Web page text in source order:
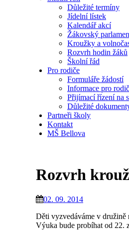
Důležité termíny
Jídelní lístek
Kalendář akcí
Žákovský
Kroužky a
Rozvrh hodin žáků
Školní řád
Pro rodiče
Formuláře žádostí
Informace pro
Přijímací řízení na
Důležité
Partneři školy
Kontakt
MŠ Bellova
Rozvrh
02. 09. 2014
Děti vyzvedáváme v
Výuka bude probíhat od 22.